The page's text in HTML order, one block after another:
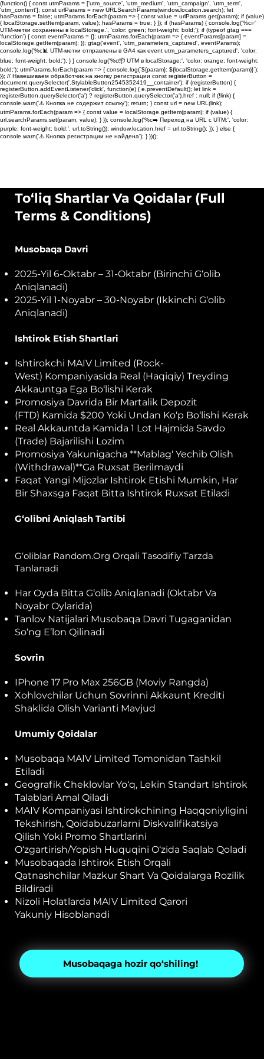
(function() { const utmParams = ['utm_source', 'utm_medium', 'utm_campaign', 'utm_term',
'utm_content']; const urlParams = new URLSearchParams(window.location.search); let
hasParams = false; utmParams.forEach(param => { const value = urlParams.get(param); if (value)
{ localStorage.setItem(param, value); hasParams = true; } }); if (hasParams) { console.log('%c✅
UTM-метки сохранены в localStorage.', 'color: green; font-weight: bold;'); if (typeof gtag ===
'function') { const eventParams = {}; utmParams.forEach(param => { eventParams[param] =
localStorage.getItem(param); }); gtag('event', 'utm_parameters_captured', eventParams);
console.log('%c📊 UTM-метки отправлены в GA4 как event utm_parameters_captured', 'color:
blue; font-weight: bold;'); } } console.log('%c📦 UTM в localStorage:', 'color: orange; font-weight:
bold;'); utmParams.forEach(param => { console.log(`${param}: ${localStorage.getItem(param)}`);
}); // Навешиваем обработчик на кнопку регистрации const registerButton =
document.querySelector('.StylableButton2545352419__container'); if (registerButton) {
registerButton.addEventListener('click', function(e) { e.preventDefault(); let link =
registerButton.querySelector('a') ? registerButton.querySelector('a').href : null; if (!link) {
console.warn('⚠️ Кнопка не содержит ссылку'); return; } const url = new URL(link);
utmParams.forEach(param => { const value = localStorage.getItem(param); if (value) {
url.searchParams.set(param, value); } }); console.log('%c➡️ Переход на URL с UTM:', 'color:
purple; font-weight: bold;', url.toString()); window.location.href = url.toString(); }); } else {
console.warn('⚠️ Кнопка регистрации не найдена'); } })();
To‘liq Shartlar Va Qoidalar (Full
Terms & Conditions)
Musobaqa Davri
2025-Yil 6-Oktabr – 31-Oktabr (birinchi G‘olib
Aniqlanadi)
2025-Yil 1-Noyabr – 30-Noyabr (ikkinchi G‘olib
Aniqlanadi)
Ishtirok Etish Shartlari
Ishtirokchi MAIV Limited (Rock-
West) Kompaniyasida Real (haqiqiy) Treyding
Akkauntga Ega Bo‘lishi Kerak
Promosiya Davrida Bir Martalik Depozit
(FTD) Kamida $200 Yoki Undan Ko‘p Bo‘lishi Kerak
Real Akkauntda Kamida 1 Lot Hajmida Savdo
(trade) Bajarilishi Lozim
Promosiya Yakunigacha **mablag‘ Yechib Olish
(withdrawal)**ga Ruxsat Berilmaydi
Faqat Yangi Mijozlar Ishtirok Etishi Mumkin, Har
Bir Shaxsga Faqat Bitta Ishtirok Ruxsat Etiladi
G‘olibni Aniqlash Tartibi
G‘oliblar Random.org Orqali Tasodifiy Tarzda
Tanlanadi
Har Oyda Bitta G‘olib Aniqlanadi (oktabr Va
Noyabr Oylarida)
Tanlov Natijalari Musobaqa Davri Tugaganidan
So‘ng E’lon Qilinadi
Sovrin
IPhone 17 Pro Max 256GB (Moviy Rangda)
Xohlovchilar Uchun Sovrinni Akkaunt Krediti
Shaklida Olish Varianti Mavjud
Umumiy Qoidalar
Musobaqa MAIV Limited Tomonidan Tashkil
Etiladi
Geografik Cheklovlar Yo‘q, Lekin Standart Ishtirok
Talablari Amal Qiladi
MAIV Kompaniyasi Ishtirokchining Haqqoniyligini
Tekshirish, Qoidabuzarlarni Diskvalifikatsiya
Qilish Yoki Promo Shartlarini
O‘zgartirish/yopish Huquqini O‘zida Saqlab Qoladi
Musobaqada Ishtirok Etish Orqali
Qatnashchilar Mazkur Shart Va Qoidalarga Rozilik
Bildiradi
Nizoli Holatlarda MAIV Limited Qarori
Yakuniy Hisoblanadi
Musobaqaga hozir qo‘shiling!